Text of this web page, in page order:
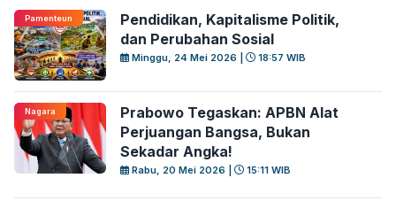
Pamenteun
Pendidikan, Kapitalisme Politik,
dan Perubahan Sosial
Minggu, 24 Mei 2026 | 18:57 WIB
Nagara
Prabowo Tegaskan: APBN Alat
Perjuangan Bangsa, Bukan
Sekadar Angka!
Rabu, 20 Mei 2026 | 15:11 WIB